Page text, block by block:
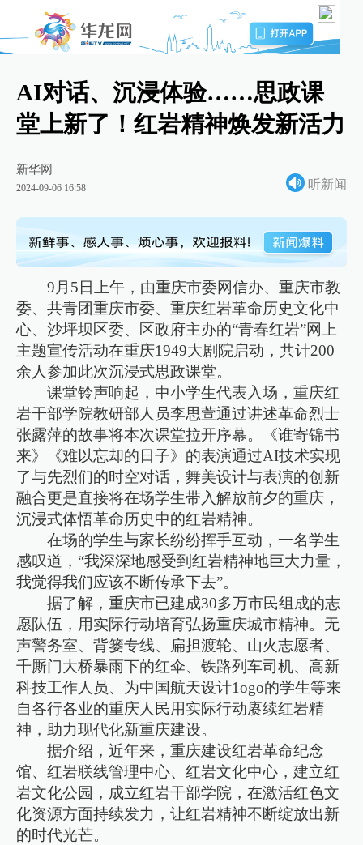
AI对话、沉浸体验……思政课
堂上新了！红岩精神焕发新活力
新华网
2024-09-06 16:58 听新闻
9月5日上午，由重庆市委网信办、重庆市教
委、共青团重庆市委、重庆红岩革命历史文化中
心、沙坪坝区委、区政府主办的“青春红岩”网上
主题宣传活动在重庆1949大剧院启动，共计200
余人参加此次沉浸式思政课堂。
课堂铃声响起，中小学生代表入场，重庆红
岩干部学院教研部人员李思萱通过讲述革命烈士
张露萍的故事将本次课堂拉开序幕。《谁寄锦书
来》《难以忘却的日子》的表演通过AI技术实现
了与先烈们的时空对话，舞美设计与表演的创新
融合更是直接将在场学生带入解放前夕的重庆，
沉浸式体悟革命历史中的红岩精神。
在场的学生与家长纷纷挥手互动，一名学生
感叹道，“我深深地感受到红岩精神地巨大力量，
我觉得我们应该不断传承下去”。
据了解，重庆市已建成30多万市民组成的志
愿队伍，用实际行动培育弘扬重庆城市精神。无
声警务室、背篓专线、扁担渡轮、山火志愿者、
千厮门大桥暴雨下的红伞、铁路列车司机、高新
科技工作人员、为中国航天设计1ogo的学生等来
自各行各业的重庆人民用实际行动赓续红岩精
神，助力现代化新重庆建设。
据介绍，近年来，重庆建设红岩革命纪念
馆、红岩联线管理中心、红岩文化中心，建立红
岩文化公园，成立红岩干部学院，在激活红色文
化资源方面持续发力，让红岩精神不断绽放出新
的时代光芒。